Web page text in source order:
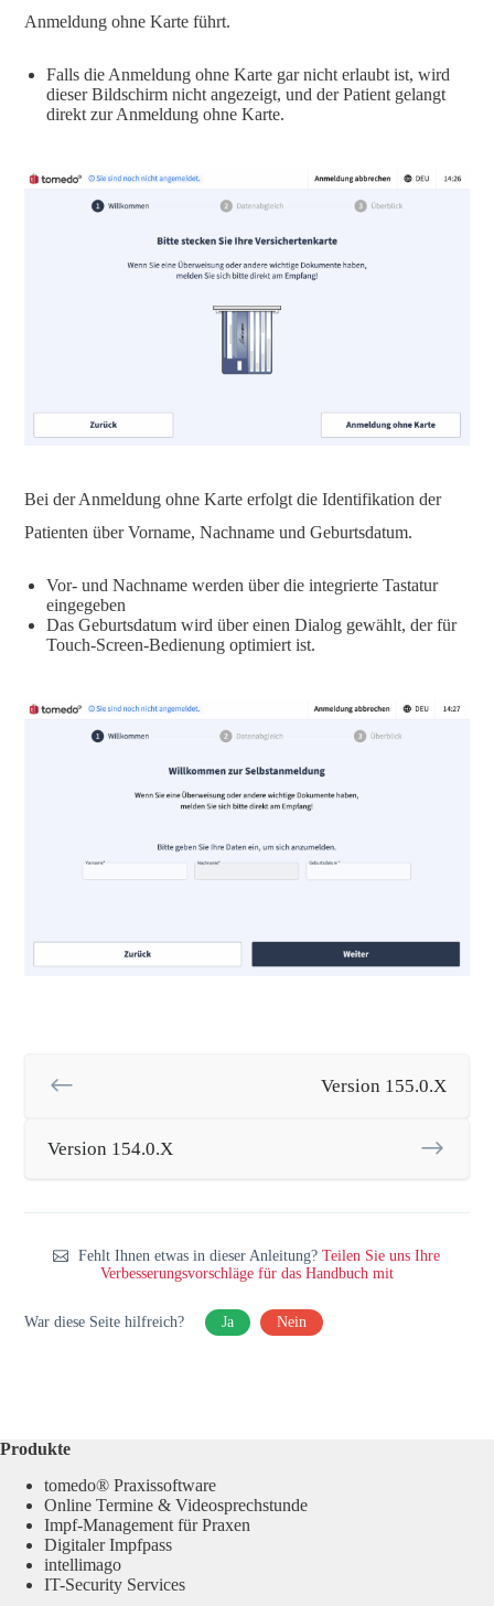
Anmeldung ohne Karte führt.
Falls die Anmeldung ohne Karte gar nicht erlaubt ist, wird
dieser Bildschirm nicht angezeigt, und der Patient gelangt
direkt zur Anmeldung ohne Karte.
Bei der Anmeldung ohne Karte erfolgt die Identifikation der
Patienten über Vorname, Nachname und Geburtsdatum.
Vor- und Nachname werden über die integrierte Tastatur
eingegeben
Das Geburtsdatum wird über einen Dialog gewählt, der für
Touch-Screen-Bedienung optimiert ist.
Version 155.0.X
Version 154.0.X
Fehlt Ihnen etwas in dieser Anleitung?Teilen Sie uns Ihre
Verbesserungsvorschläge für das Handbuch mit
War diese Seite hilfreich? Ja Nein
Produkte
tomedo® Praxissoftware
Online Termine & Videosprechstunde
Impf-Management für Praxen
Digitaler Impfpass
intellimago
IT-Security Services